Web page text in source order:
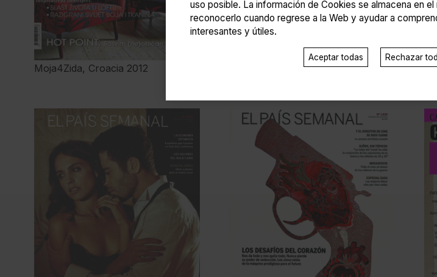
Moja4Zida, Croacia 2012 La Vanguardia Magazine 2015 E-
uso posible. La información de Cookies se almacena en
reconocerlo cuando regrese a la Web y ayudar a
interesantes y útiles.
Aceptar todas Rechazar